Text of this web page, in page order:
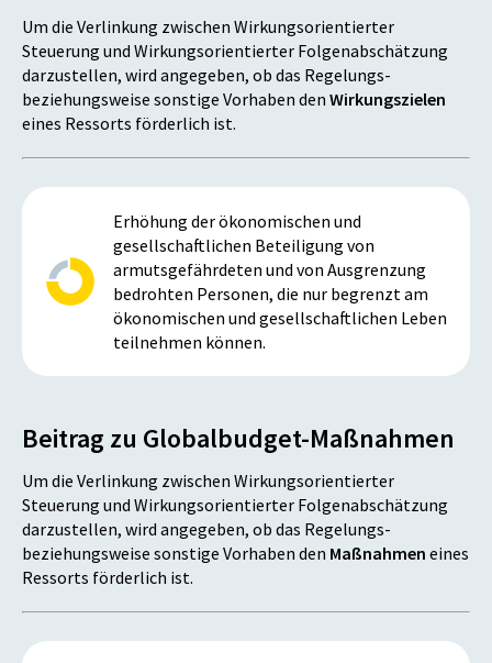
Um die Verlinkung zwischen Wirkungsorientierter
Steuerung und Wirkungsorientierter Folgenabschätzung
darzustellen, wird angegeben, ob das Regelungs-
beziehungsweise sonstige Vorhaben den Wirkungszielen
eines Ressorts förderlich ist.
Erhöhung der ökonomischen und
gesellschaftlichen Beteiligung von
armutsgefährdeten und von Ausgrenzung
bedrohten Personen, die nur begrenzt am
ökonomischen und gesellschaftlichen Leben
teilnehmen können.
Beitrag zu Globalbudget-Maßnahmen
Um die Verlinkung zwischen Wirkungsorientierter
Steuerung und Wirkungsorientierter Folgenabschätzung
darzustellen, wird angegeben, ob das Regelungs-
beziehungsweise sonstige Vorhaben den Maßnahmen eines
Ressorts förderlich ist.